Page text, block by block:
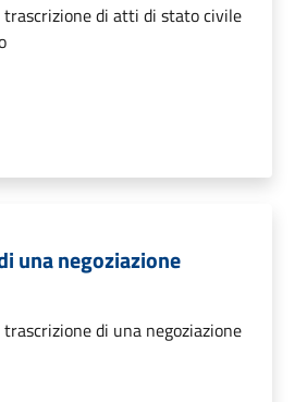
trascrizione di atti di stato civile
una negoziazione
di una negoziazione